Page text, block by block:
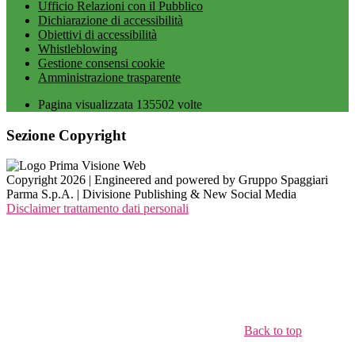
Ufficio Relazioni con il Pubblico
Dichiarazione di accessibilità
Obiettivi di accessibilità
Whistleblowing
Gestione consensi cookie
Amministrazione trasparente
Pagina visualizzata 135502 volte
Sezione Copyright
Copyright 2026 | Engineered and powered by Gruppo Spaggiari
Parma S.p.A. | Divisione Publishing & New Social Media
Disclaimer trattamento dati personali
Back to top